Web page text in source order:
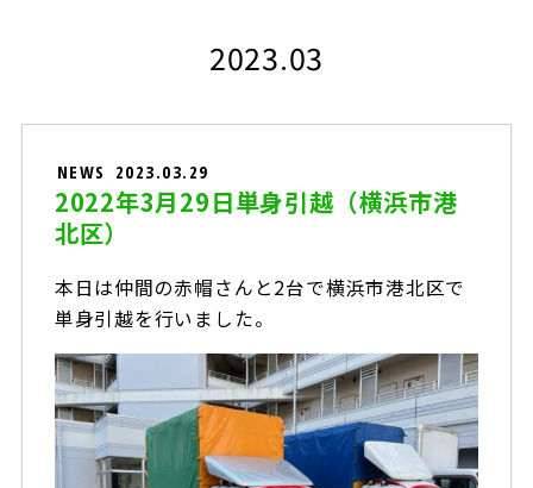
2023.03
NEWS 2023.03.29
2022年3月29日単身引越（横浜市港
北区）
本日は仲間の赤帽さんと2台で横浜市港北区で
単身引越を行いました。